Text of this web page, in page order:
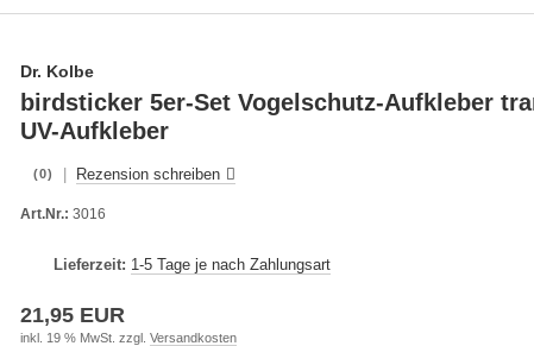
Dr. Kolbe
birdsticker 5er-Set Vogelschutz-Aufkleber
UV-Aufkleber
(0) Rezension schreiben
Art.Nr.: 3016
Lieferzeit: 1-5 Tage je nach Zahlungsart
21,95 EUR
inkl. 19 % MwSt. zzgl. Versandkosten